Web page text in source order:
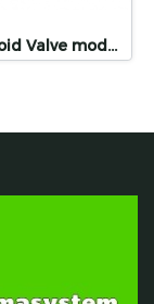
1/4" Solenoid Valve model:SB116-2008B